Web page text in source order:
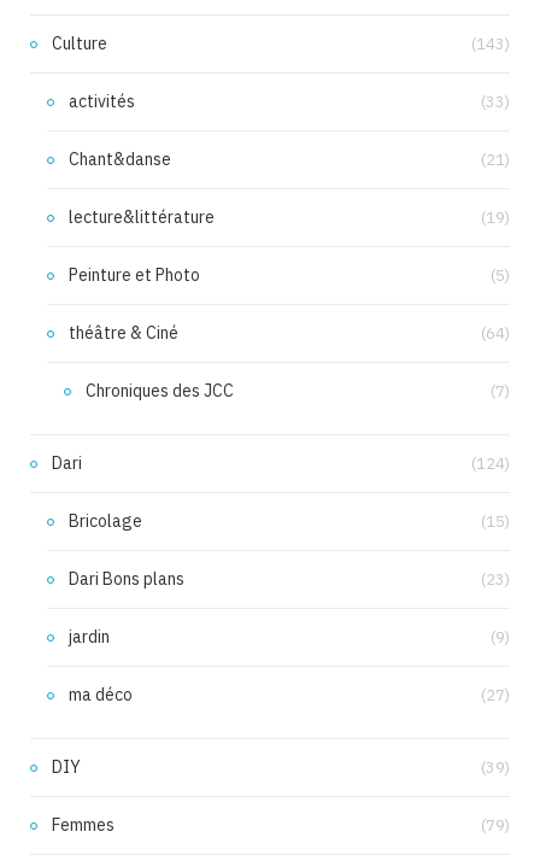
Culture (143)
activités (33)
Chant&danse (21)
lecture&littérature (19)
Peinture et Photo (5)
théâtre & Ciné (64)
Chroniques des JCC (7)
Dari (124)
Bricolage (15)
Dari Bons plans (23)
jardin (9)
ma déco (27)
DIY (39)
Femmes (79)